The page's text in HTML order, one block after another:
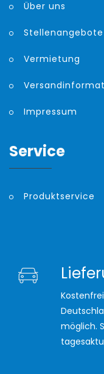
Über uns
Stellenangebote
Vermietung
Impressum
Service
Produktservice
möglich.